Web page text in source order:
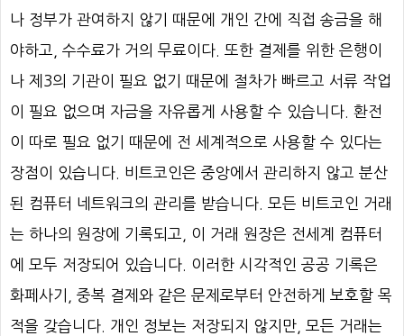
나 정부가 관여하지 않기 때문에 개인 간에 직접 송금을 해
야하고, 수수료가 거의 무료이다. 또한 결제를 위한 은행이
나 제3의 기관이 필요 없기 때문에 절차가 빠르고 서류 작업
이 필요 없으며 자금을 자유롭게 사용할 수 있습니다. 환전
이 따로 필요 없기 때문에 전 세계적으로 사용할 수 있다는
장점이 있습니다. 비트코인은 중앙에서 관리하지 않고 분산
된 컴퓨터 네트워크의 관리를 받습니다. 모든 비트코인 거래
는 하나의 원장에 기록되고, 이 거래 원장은 전세계 컴퓨터
에 모두 저장되어 있습니다. 이러한 시각적인 공공 기록은
화페사기, 중복 결제와 같은 문제로부터 안전하게 보호할 목
적을 갖습니다. 개인 정보는 저장되지 않지만, 모든 거래는